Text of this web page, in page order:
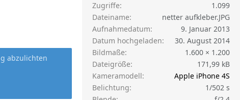
abzulichten
Zugriffe
1.099
Dateiname
netter aufkleber.JPG
Aufnahmedatum
9. Januar 2013
Datum hochgeladen
30. August 2014
Bildmaße
1.600 × 1.200
Dateigröße
171,99 kB
Kameramodell
Apple iPhone 4S
Belichtung
1/502 s